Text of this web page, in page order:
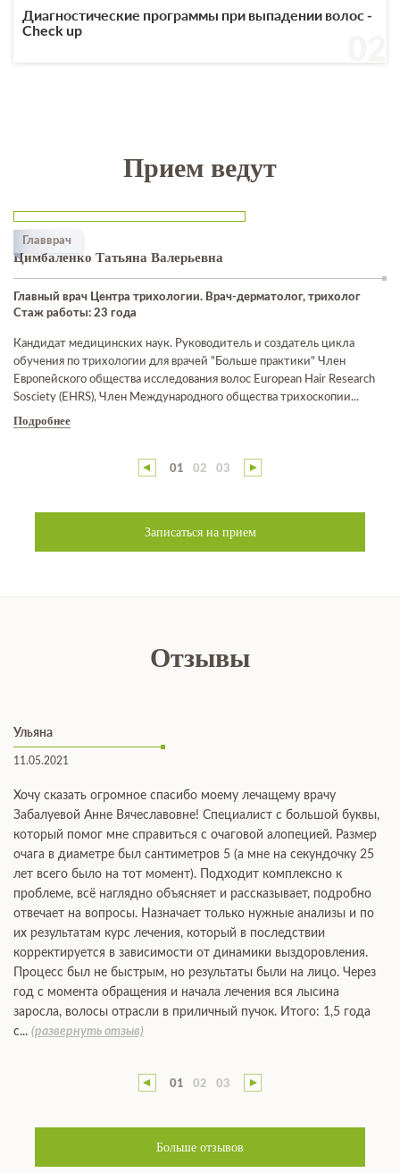
Диагностические программы при выпадении волос -
Check up
Прием ведут
Главврач
Цимбаленко Татьяна Валерьевна
Главный врач Центра трихологии. Врач-дерматолог, трихолог
Стаж работы: 23 года
Кандидат медицинских наук. Руководитель и создатель цикла
обучения по трихологии для врачей "Больше практики" Член
Европейского общества исследования волос European Hair Research
Sosciety (EHRS), Член Международного общества трихоскопии...
Подробнее
01 02 03
Записаться на прием
Отзывы
Ульяна
11.05.2021
Хочу сказать огромное спасибо моему лечащему врачу
Забалуевой Анне Вячеславовне! Специалист с большой буквы,
который помог мне справиться с очаговой алопецией. Размер
очага в диаметре был сантиметров 5 (а мне на секундочку 25
лет всего было на тот момент). Подходит комплексно к
проблеме, всё наглядно объясняет и рассказывает, подробно
отвечает на вопросы. Назначает только нужные анализы и по
их результатам курс лечения, который в последствии
корректируется в зависимости от динамики выздоровления.
Процесс был не быстрым, но результаты были на лицо. Через
год с момента обращения и начала лечения вся лысина
заросла, волосы отрасли в приличный пучок. Итого: 1,5 года
с... (развернуть отзыв)
01 02 03
Больше отзывов